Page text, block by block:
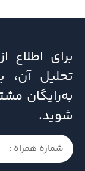
برای اطلاع
تحلیل آن،
به‌رایگان
شوید.